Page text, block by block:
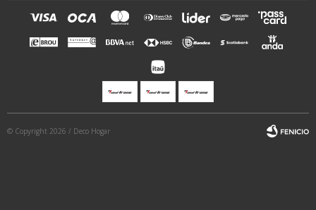
© Copyright 2026 / Deco Hogar